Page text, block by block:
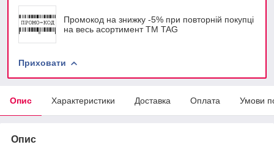
Промокод на знижку -5% при повторній покупці
на весь асортимент ТМ TAG
Приховати
Опис Характеристики Доставка Оплата Умови
Опис